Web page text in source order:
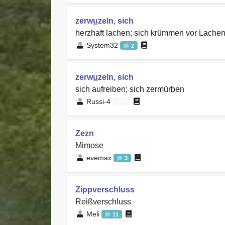
zerwu̲zeln, sich
herzhaft lachen; sich krümmen vor Lachen
System32 2
zerwu̲zeln, sich
sich aufreiben; sich zermürben
Russi-4
Zezn
Mimose
evemax 3
Zippverschluss
Reißverschluss
Meli 11